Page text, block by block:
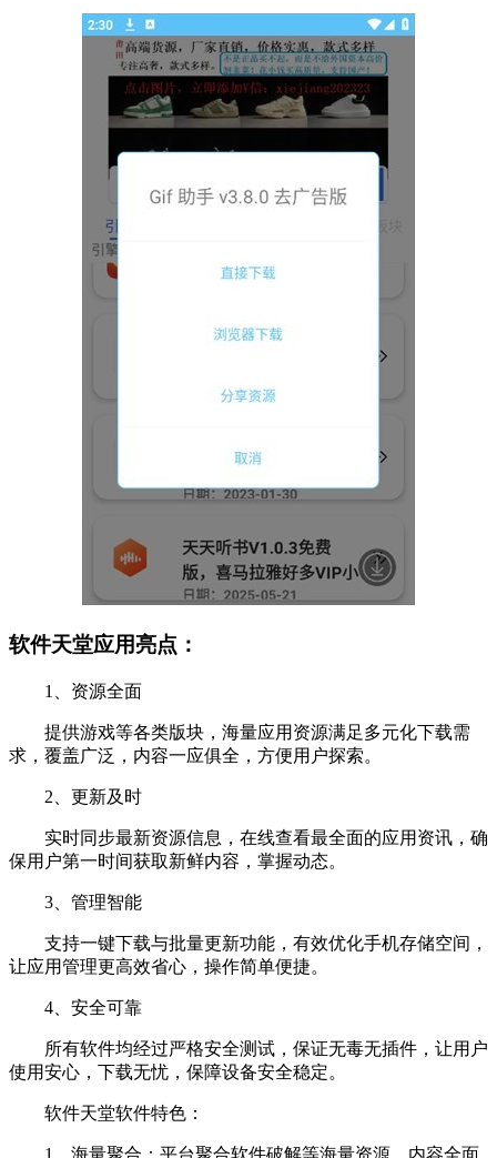
软件天堂应用亮点：
1、资源全面
提供游戏等各类版块，海量应用资源满足多元化下载需
求，覆盖广泛，内容一应俱全，方便用户探索。
2、更新及时
实时同步最新资源信息，在线查看最全面的应用资讯，确
保用户第一时间获取新鲜内容，掌握动态。
3、管理智能
支持一键下载与批量更新功能，有效优化手机存储空间，
让应用管理更高效省心，操作简单便捷。
4、安全可靠
所有软件均经过严格安全测试，保证无毒无插件，让用户
使用安心，下载无忧，保障设备安全稳定。
软件天堂软件特色：
1、海量聚合：平台聚合软件破解等海量资源，内容全面